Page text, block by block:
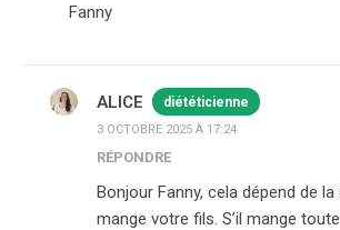
Fanny
ALICE diététicienne
3 OCTOBRE 2025 À 17:24
RÉPONDRE
Bonjour Fanny, cela dépend de
mange votre fils. S’il mange